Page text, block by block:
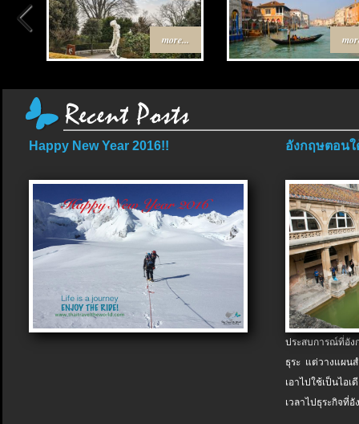
more...
Happy New Year 2016!! อังกฤษตอนใ
ประสบการณ์ที่อัง
ธุระ แต่วางแผน
เอาไปใช้เป็นไอ
เวลาไปธุระกิจที่อั